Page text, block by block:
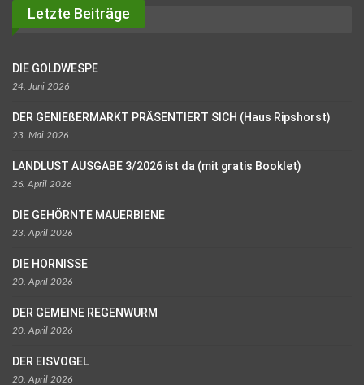
Letzte Beiträge
DIE GOLDWESPE
24. Juni 2026
DER GENIEßERMARKT PRÄSENTIERT SICH (Haus Ripshorst)
23. Mai 2026
LANDLUST AUSGABE 3/2026 ist da (mit gratis Booklet)
26. April 2026
DIE GEHÖRNTE MAUERBIENE
23. April 2026
DIE HORNISSE
20. April 2026
DER GEMEINE REGENWURM
20. April 2026
DER EISVOGEL
20. April 2026